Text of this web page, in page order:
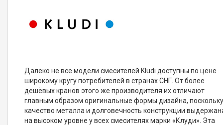
Далеко не все модели смесителей Kludi доступны по цене
широкому кругу потребителей в странах СНГ. От более
дешёвых кранов этого же производителя их отличают
главным образом оригинальные формы дизайна,
качество металла и долговечность конструкции
на высоком уровне у всех смесителях марки «Клуди». Эта